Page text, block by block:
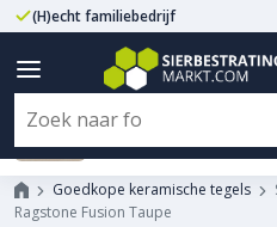
(H)echt familiebedrijf
Goedkope keramische tegels
Ragstone Fusion Taupe
SolidSquare
Ragstone Fusion